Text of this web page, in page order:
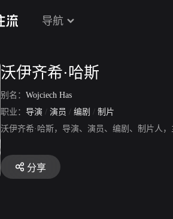
导航
沃伊齐希·哈斯
别名： Wojciech Has
职业： 导演 / 演员 / 编剧 / 制片
沃伊齐希·哈斯，导演、演员、编剧、制片人
分享